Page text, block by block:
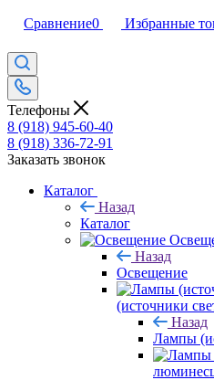
Сравнение0 Избранные
Телефоны
8 (918) 945-60-40
8 (918) 336-72-91
Заказать звонок
Каталог
Назад
Каталог
Назад
Освещение
(источники
Назад
Лампы